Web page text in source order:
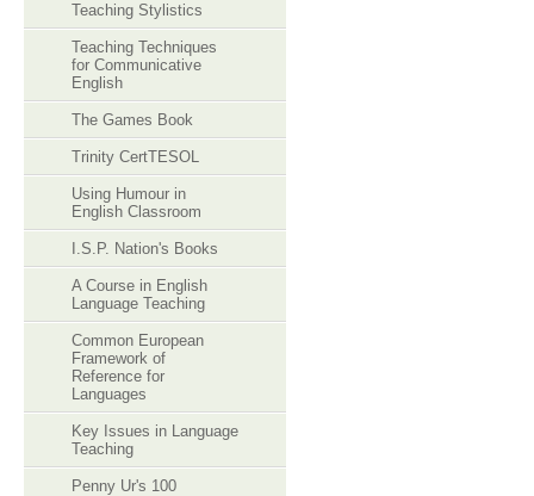
Teaching Stylistics
Teaching Techniques
for Communicative
English
The Games Book
Trinity CertTESOL
Using Humour in
English Classroom
I.S.P. Nation's Books
A Course in English
Language Teaching
Common European
Framework of
Reference for
Languages
Key Issues in Language
Teaching
Penny Ur's 100